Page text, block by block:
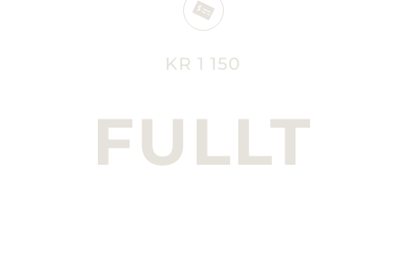
KR 1 150
FULLT